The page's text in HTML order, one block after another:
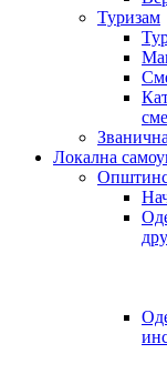
Туризам
Локална